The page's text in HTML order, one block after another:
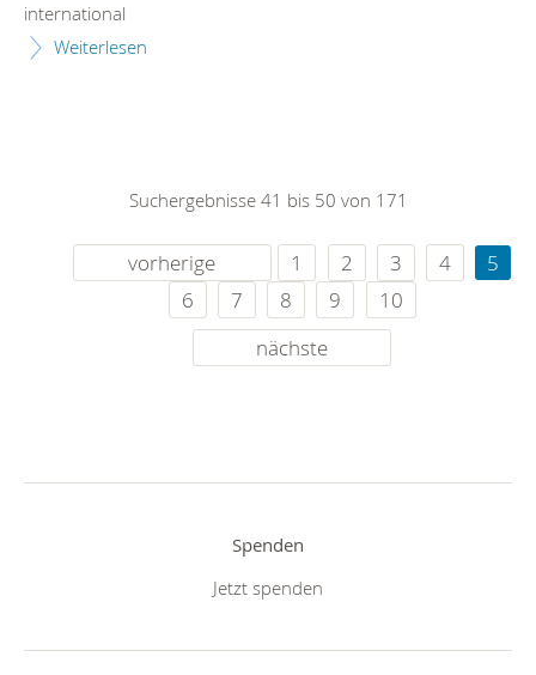
international
Weiterlesen
Suchergebnisse 41 bis 50 von 171
vorherige 1 2 3 4
5
6
7 8 9
10
nächste
Spenden
Jetzt spenden